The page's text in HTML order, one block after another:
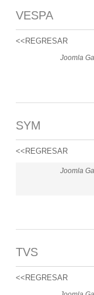
VESPA
<<REGRESAR
Joomla
SYM
<<REGRESAR
Joomla
TVS
<<REGRESAR